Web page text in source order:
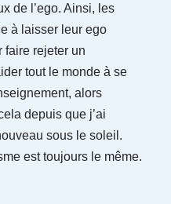
de l’ego. Ainsi, les
à laisser leur ego
faire rejeter un
tout le monde à se
alors
depuis que j’ai
sous le soleil.
est toujours le même.